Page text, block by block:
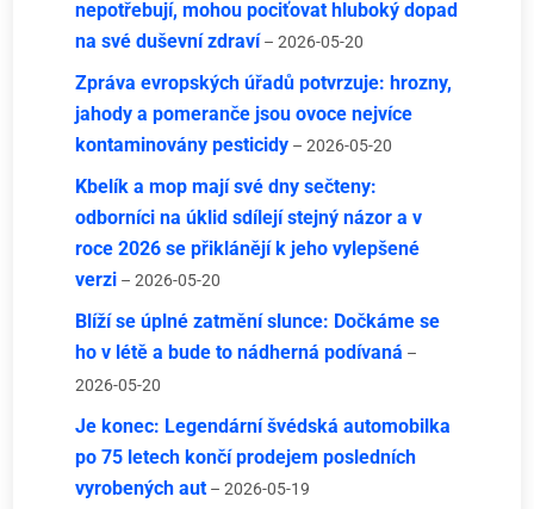
nepotřebují, mohou pociťovat hluboký dopad
na své duševní zdraví – 2026-05-20
Zpráva evropských úřadů potvrzuje: hrozny,
jahody a pomeranče jsou ovoce nejvíce
kontaminovány pesticidy – 2026-05-20
Kbelík a mop mají své dny sečteny:
odborníci na úklid sdílejí stejný názor a v
roce 2026 se přiklánějí k jeho vylepšené
verzi – 2026-05-20
Blíží se úplné zatmění slunce: Dočkáme se
ho v létě a bude to nádherná podívaná –
2026-05-20
Je konec: Legendární švédská automobilka
po 75 letech končí prodejem posledních
vyrobených aut – 2026-05-19